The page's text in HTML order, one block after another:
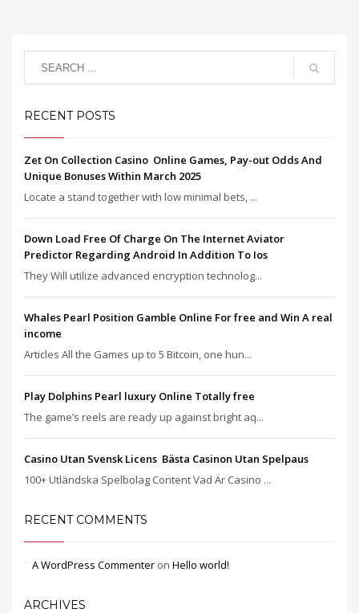
RECENT POSTS
Zet On Collection Casino ️ Online Games, Pay-out Odds And
Unique Bonuses Within March 2025
Locate a stand together with low minimal bets, ...
Down Load Free Of Charge On The Internet Aviator
Predictor Regarding Android In Addition To Ios
They Will utilize advanced encryption technolog...
Whales Pearl Position Gamble Online For free and Win A real
income
Articles All the Games up to 5 Bitcoin, one hun...
Play Dolphins Pearl luxury Online Totally free
The game’s reels are ready up against bright aq...
Casino Utan Svensk Licens ️ Bästa Casinon Utan Spelpaus
100+ Utländska Spelbolag Content Vad Är Casino ...
RECENT COMMENTS
A WordPress Commenter on Hello world!
ARCHIVES